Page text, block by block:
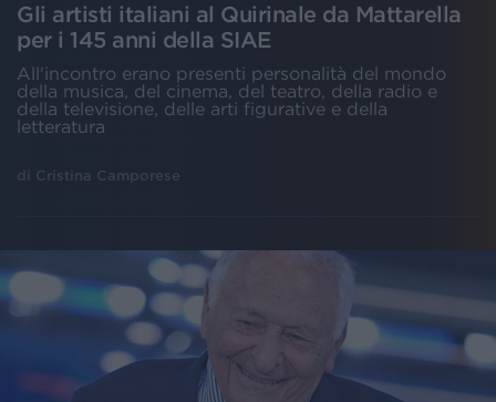
Gli artisti italiani al Quirinale da Mattarella
per i 145 anni della SIAE
All'incontro erano presenti personalità del mondo
della musica, del cinema, del teatro, della radio e
della televisione, delle arti figurative e della
letteratura
di Cristina Camporese